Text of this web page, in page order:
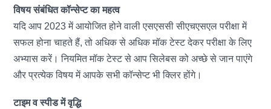
विषय संबंधित कॉन्सेप्ट का महत्व
यदि आप 2023 में आयोजित होने वाली एसएससी सीएचएसएल परीक्षा में
सफल होना चाहते हैं, तो अधिक से अधिक मॉक टेस्ट देकर परीक्षा के लिए
अभ्यास करें। नियमित मॉक टेस्ट से आप सिलेबस को अच्छे से जान पाएंगे
और प्रत्येक विषय में आपके सभी कॉन्सेप्ट भी क्लिर होंगे।
टाइम व स्पीड में वृद्धि